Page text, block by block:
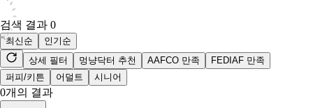
검색 결과 0
최신순
인기순
상세 필터
멍냥닥터 추천 AAFCO 만족
FEDIAF 만족
퍼피/키튼
어덜트 시니어
0개의 결과